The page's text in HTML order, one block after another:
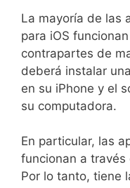
La mayoría de las
para iOS
contrapartes de
deberá instalar
en su iPhone y el
su computadora.
En particular, las
funcionan a través
Por lo tanto, tiene